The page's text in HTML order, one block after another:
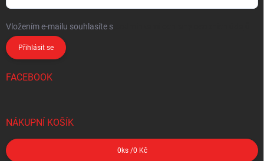
Vložením e-mailu souhlasíte s
Přihlásit se
FACEBOOK
NÁKUPNÍ KOŠÍK
0 ks /0 Kč